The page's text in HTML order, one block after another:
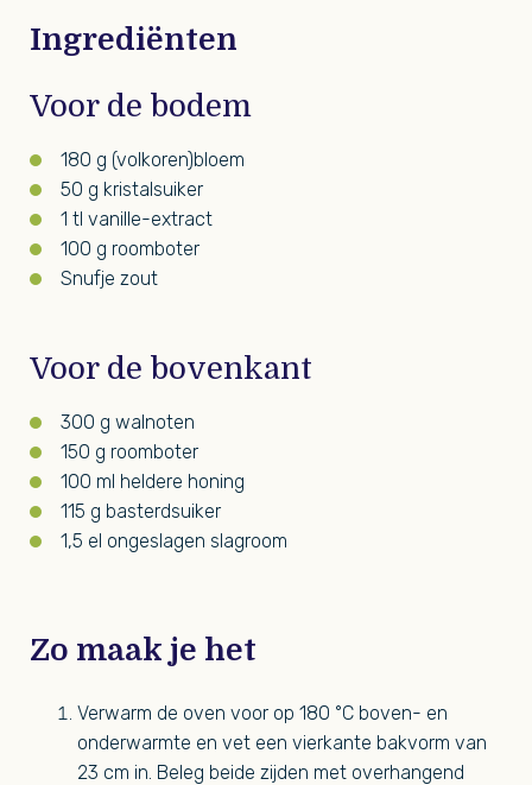
Ingrediënten
Voor de bodem
180 g (volkoren)bloem
50 g kristalsuiker
1 tl vanille-extract
100 g roomboter
Snufje zout
Voor de bovenkant
300 g walnoten
150 g roomboter
100 ml heldere honing
115 g basterdsuiker
1,5 el ongeslagen slagroom
Zo maak je het
Verwarm de oven voor op 180 °C boven- en
onderwarmte en vet een vierkante bakvorm van
23 cm in. Beleg beide zijden met overhangend